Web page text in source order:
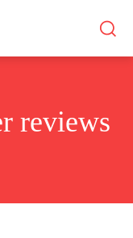
reviews